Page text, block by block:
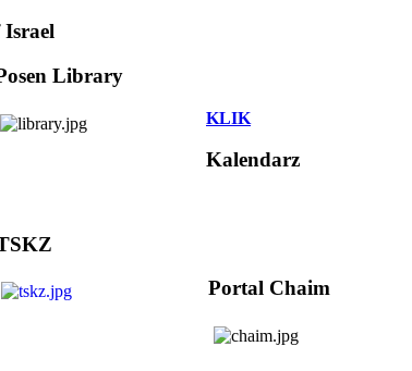
Library
KLIK
Kalendarz
Portal Chaim